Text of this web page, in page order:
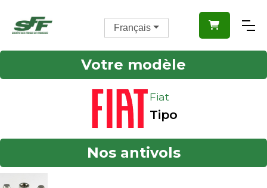

Votre modèle
Fiat
Tipo
Nos antivols
Français